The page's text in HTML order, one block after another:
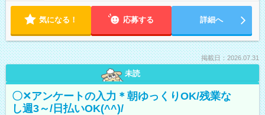
気になる！ 応募する 詳細へ
掲載日：2026.07.31
未読
〇✕アンケートの入力＊朝ゆっくりOK/残業な
し週3～/日払いOK(^^)/